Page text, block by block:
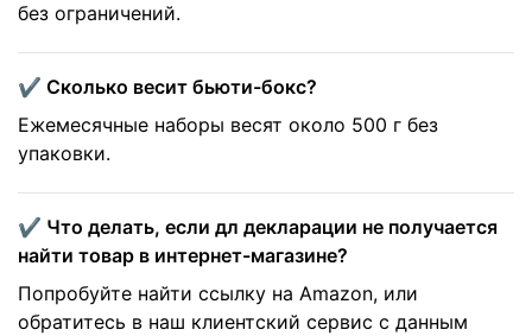
без ограничений.
✔️ Сколько весит бьюти-бокс?
Ежемесячные наборы весят около 500 г без
упаковки.
✔️ Что делать, если дл декларации не получается
найти товар в интернет-магазине?
Попробуйте найти ссылку на Amazon, или
обратитесь в наш клиентский сервис с данным